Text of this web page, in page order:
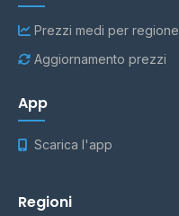
Prezzi medi per regione
Aggiornamento prezzi
App
Scarica l'app
Regioni